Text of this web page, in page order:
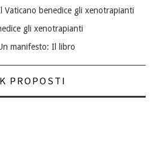
Vaticano benedice gli xenotrapianti
gli xenotrapianti
manifesto: Il libro
PROPOSTI